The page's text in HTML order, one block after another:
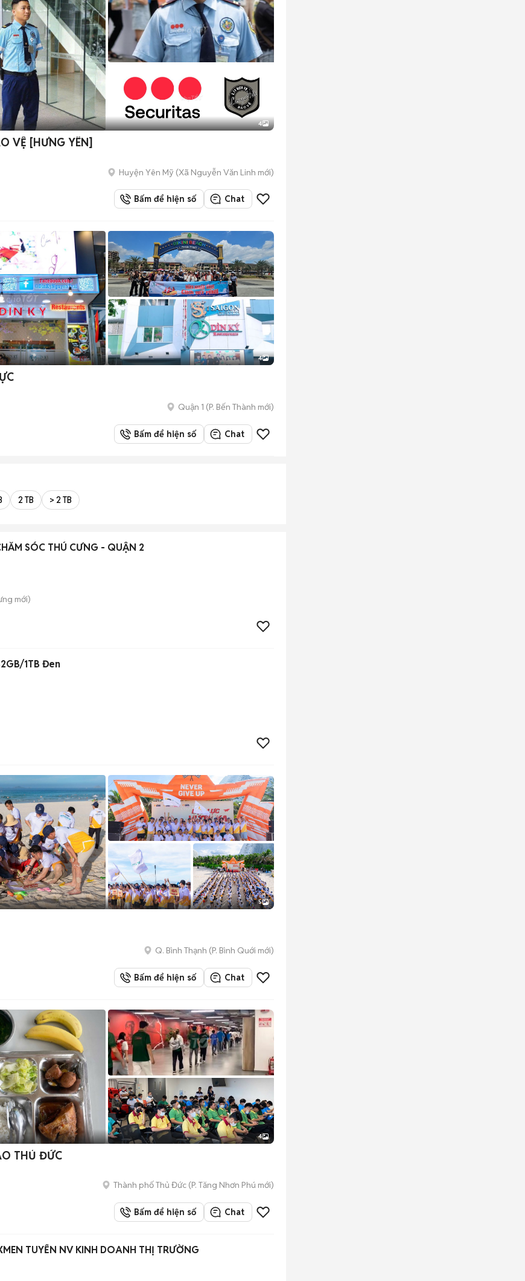
4
VỆ [HƯNG YÊN]
Huyện Yên Mỹ (Xã Nguyễn Văn Linh mới)
Bấm để hiện số Chat
4
Quận 1 (P. Bến Thành mới)
Bấm để hiện số Chat
2 TB > 2 TB
SÓC THÚ CƯNG - QUẬN 2
mới)
1TB Đen
5
Q. Bình Thạnh (P. Bình Quới mới)
Bấm để hiện số Chat
4
THỦ ĐỨC
Thành phố Thủ Đức (P. Tăng Nhơn Phú mới)
Bấm để hiện số Chat
TUYỂN NV KINH DOANH THỊ TRƯỜNG